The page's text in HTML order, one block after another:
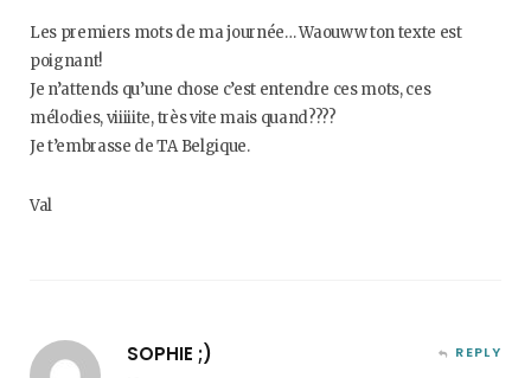
Les premiers mots de ma journée… Waouww ton texte est
poignant!
Je n’attends qu’une chose c’est entendre ces mots, ces
mélodies, viiiiite, très vite mais quand????
Je t’embrasse de TA Belgique.
Val
SOPHIE ;) REPLY